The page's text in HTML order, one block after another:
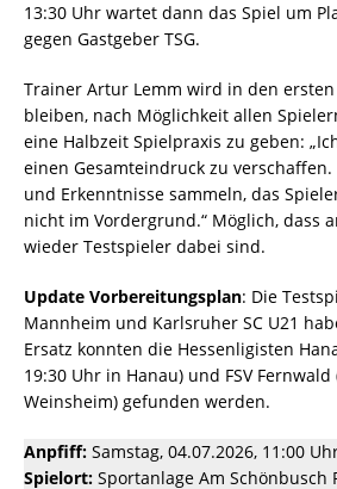
13:30 Uhr wartet dann das Spiel um
gegen Gastgeber TSG.
Trainer Artur Lemm wird in den
bleiben, nach Möglichkeit allen
eine Halbzeit Spielpraxis zu geben:
einen Gesamteindruck zu verschaffen.
und Erkenntnisse sammeln, das
nicht im Vordergrund.“ Möglich, dass
wieder Testspieler dabei sind.
Update Vorbereitungsplan: Die
Mannheim und Karlsruher SC U21
Ersatz konnten die Hessenligisten
19:30 Uhr in Hanau) und FSV
Weinsheim) gefunden werden.
Anpfiff: Samstag, 04.07.2026, 11:00
Spielort: Sportanlage Am Schönbusch